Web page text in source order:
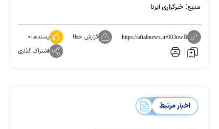
منبع: خبرگزاری ایرنا
https://aftabnews.ir/003nwB گزارش خطا پسندها:۰
اشتراک گذاری
اخبار مرتبط